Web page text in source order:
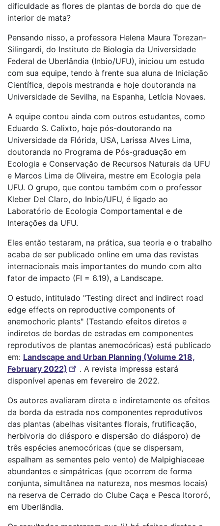
dificuldade as flores de plantas de borda do que de
interior de mata?
Pensando nisso, a professora Helena Maura Torezan-
Silingardi, do Instituto de Biologia da Universidade
Federal de Uberlândia (Inbio/UFU), iniciou um estudo
com sua equipe, tendo à frente sua aluna de Iniciação
Científica, depois mestranda e hoje doutoranda na
Universidade de Sevilha, na Espanha, Letícia Novaes.
A equipe contou ainda com outros estudantes, como
Eduardo S. Calixto, hoje pós-doutorando na
Universidade da Flórida, USA, Larissa Alves Lima,
doutoranda no Programa de Pós-graduação em
Ecologia e Conservação de Recursos Naturais da UFU
e Marcos Lima de Oliveira, mestre em Ecologia pela
UFU. O grupo, que contou também com o professor
Kleber Del Claro, do Inbio/UFU, é ligado ao
Laboratório de Ecologia Comportamental e de
Interações da UFU.
Eles então testaram, na prática, sua teoria e o trabalho
acaba de ser publicado online em uma das revistas
internacionais mais importantes do mundo com alto
fator de impacto (FI = 6.19), a Landscape.
O estudo, intitulado "Testing direct and indirect road
edge effects on reproductive components of
anemochoric plants" (Testando efeitos diretos e
indiretos de bordas de estradas em componentes
reprodutivos de plantas anemocóricas) está publicado
em: Landscape and Urban Planning (Volume 218,
February 2022)
. A revista impressa estará
disponível apenas em fevereiro de 2022.
Os autores avaliaram direta e indiretamente os efeitos
da borda da estrada nos componentes reprodutivos
das plantas (abelhas visitantes florais, frutificação,
herbivoria do diásporo e dispersão do diásporo) de
três espécies anemocóricas (que se dispersam,
espalham as sementes pelo vento) de Malpighiaceae
abundantes e simpátricas (que ocorrem de forma
conjunta, simultânea na natureza, nos mesmos locais)
na reserva de Cerrado do Clube Caça e Pesca Itororó,
em Uberlândia.